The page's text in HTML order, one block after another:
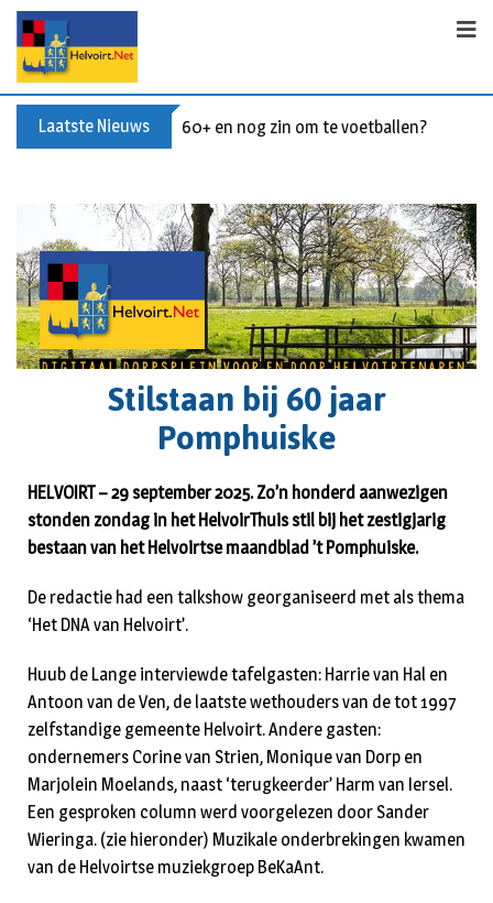
Laatste Nieuws 60+ en nog zin om te voetballen? Kom
Stilstaan bij 60 jaar
Pomphuiske
HELVOIRT – 29 september 2025. Zo’n honderd aanwezigen
stonden zondag in het HelvoirThuis stil bij het zestigjarig
bestaan van het Helvoirtse maandblad ’t Pomphuiske.
De redactie had een talkshow georganiseerd met als thema
‘Het DNA van Helvoirt’.
Huub de Lange interviewde tafelgasten: Harrie van Hal en
Antoon van de Ven, de laatste wethouders van de tot 1997
zelfstandige gemeente Helvoirt. Andere gasten:
ondernemers Corine van Strien, Monique van Dorp en
Marjolein Moelands, naast ‘terugkeerder’ Harm van Iersel.
Een gesproken column werd voorgelezen door Sander
Wieringa. (zie hieronder) Muzikale onderbrekingen kwamen
van de Helvoirtse muziekgroep BeKaAnt.